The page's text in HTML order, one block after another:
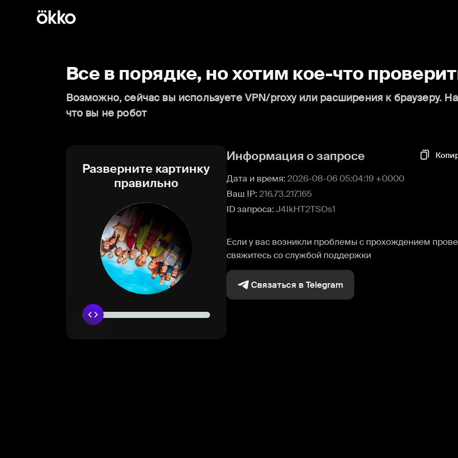
Все в порядке, но хотим кое-что
Возможно, сейчас вы используете VPN/proxy или расширения к браузеру.
что вы не робот
Разверните картинку
правильно
Информация о запросе
Дата и время: 2026-08-06 05:04:19 +0000
Ваш IP: 216.73.217.165
ID запроса: J4IkHT2TSOs1
Если у вас возникли проблемы с прохождением
свяжитесь со службой поддержки
Связаться в Telegram